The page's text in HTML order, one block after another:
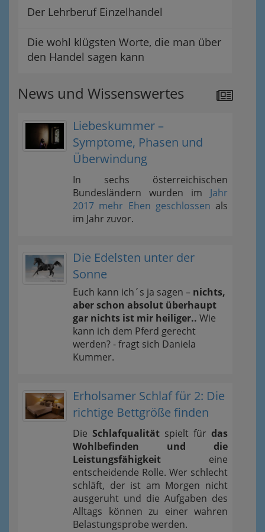
Der Lehrberuf Einzelhandel
Die wohl klügsten Worte, die man über
den Handel sagen kann
News und Wissenswertes
Liebeskummer –
Symptome, Phasen und
Überwindung
In sechs österreichischen
Bundesländern wurden im Jahr
2017 mehr Ehen geschlossen als
im Jahr zuvor.
Die Edelsten unter der
Sonne
Euch kann ich´s ja sagen – nichts,
aber schon absolut überhaupt
gar nichts ist mir heiliger.. Wie
kann ich dem Pferd gerecht
werden? - fragt sich Daniela
Kummer.
Erholsamer Schlaf für 2: Die
richtige Bettgröße finden
Die Schlafqualität spielt für das
Wohlbefinden und die
Leistungsfähigkeit eine
entscheidende Rolle. Wer schlecht
schläft, der ist am Morgen nicht
ausgeruht und die Aufgaben des
Alltags können zu einer wahren
Belastungsprobe werden.